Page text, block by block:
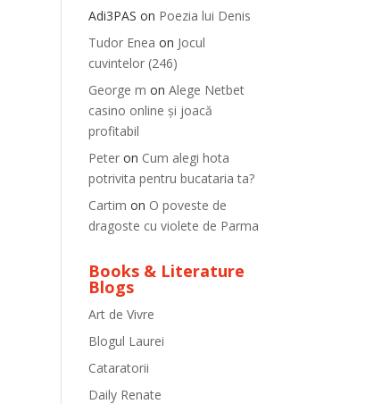
Adi3PAS on Poezia lui Denis
Tudor Enea on Jocul
cuvintelor (246)
George m onAlege Netbet
casino online și joacă
profitabil
Peter on Cum alegi hota
potrivita pentru bucataria ta?
Cartim on O poveste de
dragoste cu violete de Parma
Books & Literature
Blogs
Art de Vivre
Blogul Laurei
Cataratorii
Daily Renate